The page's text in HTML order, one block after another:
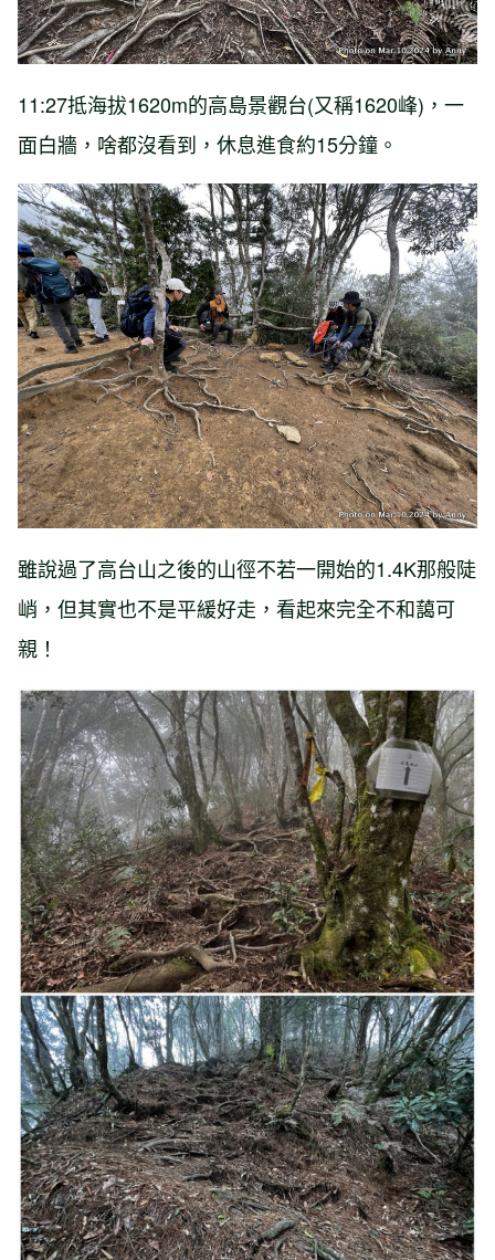
11:27抵海拔1620m的高島景觀台(又稱1620峰)，一
面白牆，啥都沒看到，休息進食約15分鐘。
雖說過了高台山之後的山徑不若一開始的1.4K那般陡
峭，但其實也不是平緩好走，看起來完全不和藹可
親！